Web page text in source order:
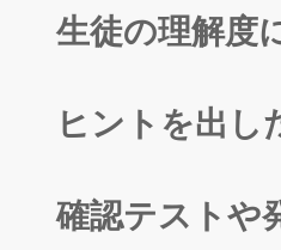
生徒の理解度
ヒントを出し
確認テストや